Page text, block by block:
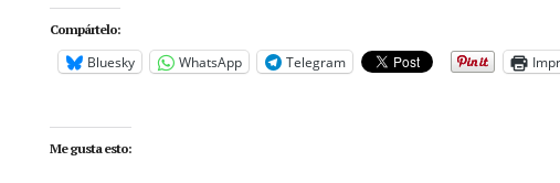
Compártelo:
Bluesky WhatsApp Telegram
Me gusta esto: